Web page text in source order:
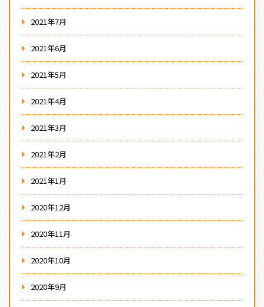
2021年7月
2021年6月
2021年5月
2021年4月
2021年3月
2021年2月
2021年1月
2020年12月
2020年11月
2020年10月
2020年9月